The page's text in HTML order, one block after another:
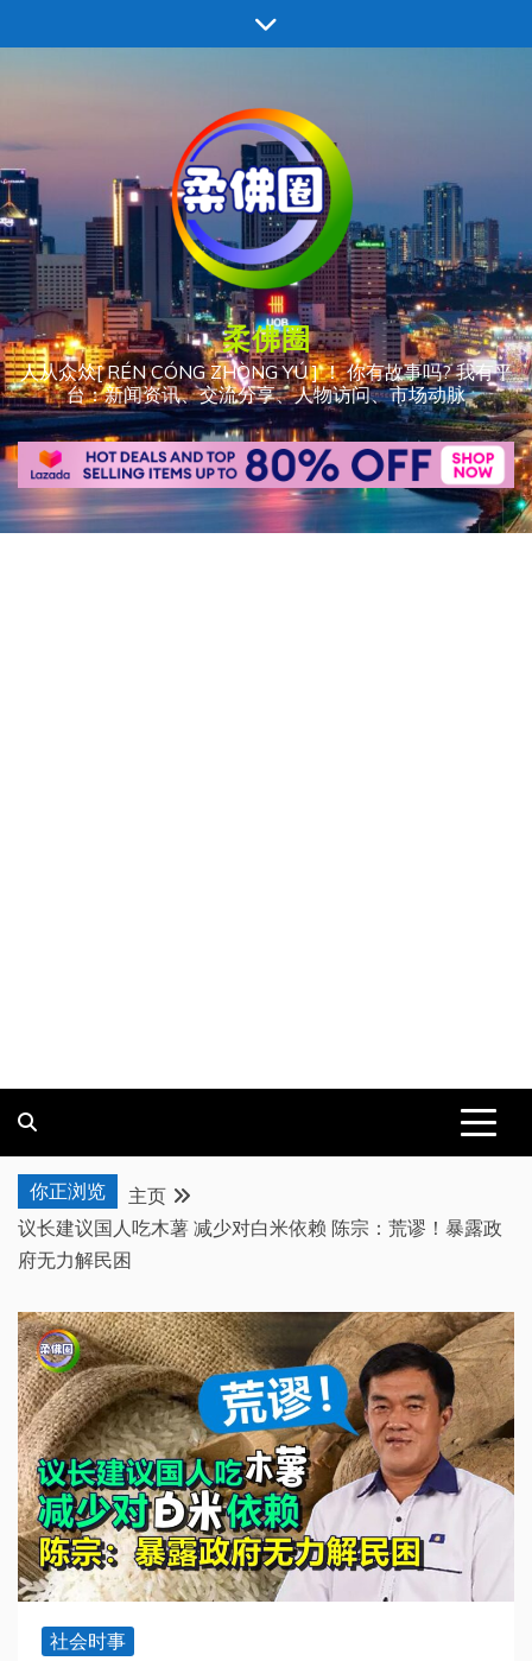
至
柔佛圈
人从众𠈌[ RÉN CÓNG ZHÒNG YÚ ] ！ 你有故事吗? 我有平
台：新闻资讯、交流分享、人物访问、市场动脉
你正浏览
主页
议长建议国人吃木薯 减少对白米依赖 陈宗：荒谬！暴露政
府无力解民困
社会时事